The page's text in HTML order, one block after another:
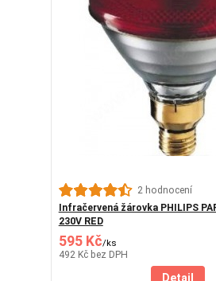
2 hodnocení
Infračervená žárovka PHILIPS
230V RED
595 Kč/ks
492 Kč bez DPH
Detail